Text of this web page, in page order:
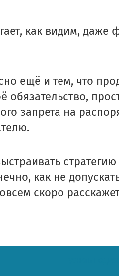
как видим, даже
ещё и тем, что
обязательство,
запрета на
как не
скоро
или